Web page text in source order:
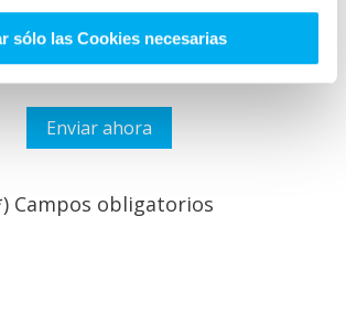
sólo las Cookies necesarias
que puedan adaptarse a mis
ser de mi interés.
Campos obligatorios